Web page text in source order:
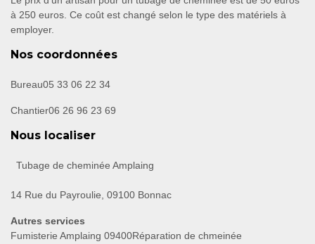
à 250 euros. Ce coût est changé selon le type des matériels à
employer.
Nos coordonnées
Bureau05 33 06 22 34
Chantier06 26 96 23 69
Nous localiser
Tubage de cheminée Amplaing
14 Rue du Payroulie, 09100 Bonnac
Autres services
Fumisterie Amplaing 09400Réparation de chmeinée